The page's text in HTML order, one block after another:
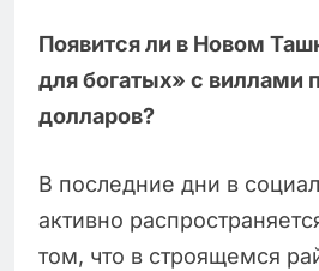
Появится ли в Новом
для богатых» с виллами
долларов?
В последние дни в
активно
том, что в строящемся